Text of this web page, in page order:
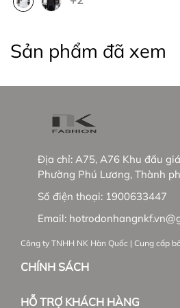
- Tầm nhìn chiến lược trong
+ Phát triển thêm dòng hàng
#thoitrangnu #UNFashion
#somicoctay #sominutrang
#sominucongso
#aosomicaocap #aomoi
#sominuhanquoc
#somicoctaynu #somidep
#somitayngan #somitrang
Sản phẩm đã xem
Địa chỉ: A75, A76 Khu đấu
Phường Phú Lương, Thành
Số điện thoại: 1900633447
Email:
Công ty TNHH NK Hàn Quốc | Cung cấp
CHÍNH SÁCH
HỖ TRỢ KHÁCH HÀNG